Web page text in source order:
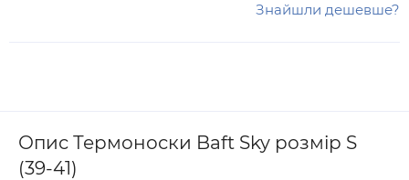
Знайшли дешевше?
Опис Термоноски Baft Sky розмір S
(39-41)